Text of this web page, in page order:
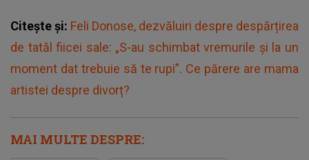
Citește și: Feli Donose, dezvăluiri despre despărțirea
de tatăl fiicei sale: „S-au schimbat vremurile și la un
moment dat trebuie să te rupi”. Ce părere are mama
artistei despre divorț?
MAI MULTE DESPRE: